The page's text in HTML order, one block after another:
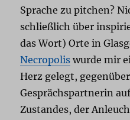
Sprache zu pitchen?
schließlich über
das Wort) Orte in
Necropolis wurde mir
Herz gelegt,
Gesprächspartnerin
Zustandes, der